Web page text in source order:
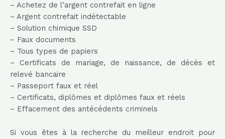
– Achetez de l’argent contrefait en ligne
– Argent contrefait indétectable
– Solution chimique SSD
– Faux documents
– Tous types de papiers
– Certificats de mariage, de naissance, de décès et
relevé bancaire
– Passeport faux et réel
– Certificats, diplômes et diplômes faux et réels
– Effacement des antécédents criminels
Si vous êtes à la recherche du meilleur endroit pour